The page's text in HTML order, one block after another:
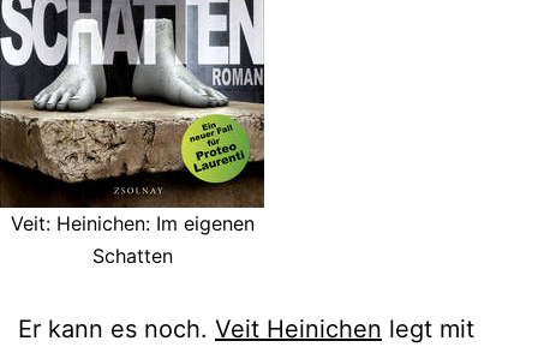
Veit: Heinichen: Im eigenen
Schatten
Er kann es noch. Veit Heinichen legt mit